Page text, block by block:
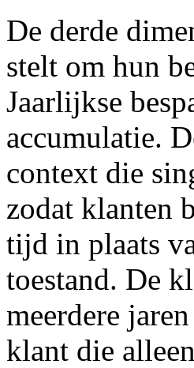
De derde
stelt om hun
Jaarlijkse
accumulatie.
context die
zodat klanten
tijd in plaats
toestand. De
meerdere
klant die